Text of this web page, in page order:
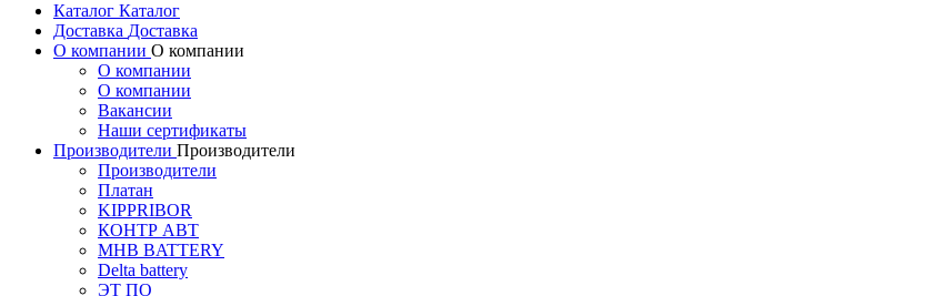
Каталог Каталог
Доставка Доставка
О компании О компании
О компании
О компании
Вакансии
Наши сертификаты
Производители Производители
Производители
Платан
KIPPRIBOR
КОНТР АВТ
MHB BATTERY
Delta battery
ЭT ПО